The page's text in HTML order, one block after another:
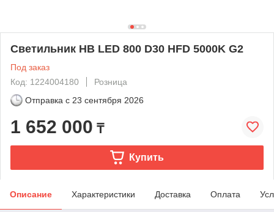
Светильник HB LED 800 D30 HFD 5000K G2
Под заказ
Код: 1224004180
Розница
Отправка с 23 сентября 2026
1 652 000 ₸
Купить
Описание Характеристики Доставка Оплата